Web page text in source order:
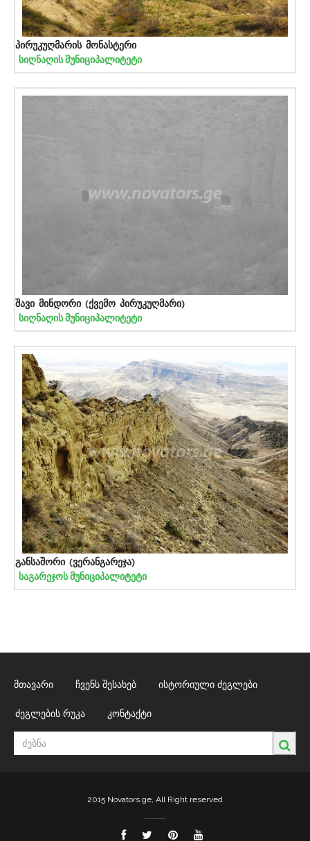
პირუკუღმარის მონასტერი
სიღნაღის მუნიციპალიტეტი
შავი მინდორი (ქვემო პირუკუღმარი)
სიღნაღის მუნიციპალიტეტი
განსაშორი (ვერანგარეჯა)
საგარეჯოს მუნიციპალიტეტი
მთავარი ჩვენს შესახებ ისტორიული ძეგლები
ძეგლების რუკა კონტაქტი
2015 Novators.ge, All Right reserved